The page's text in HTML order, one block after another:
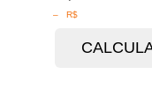
– R$